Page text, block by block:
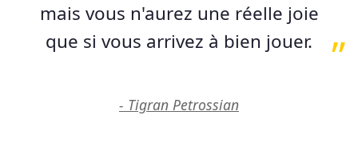
mais vous n'aurez une réelle joie
que si vous arrivez à bien jouer.
- Tigran Petrossian